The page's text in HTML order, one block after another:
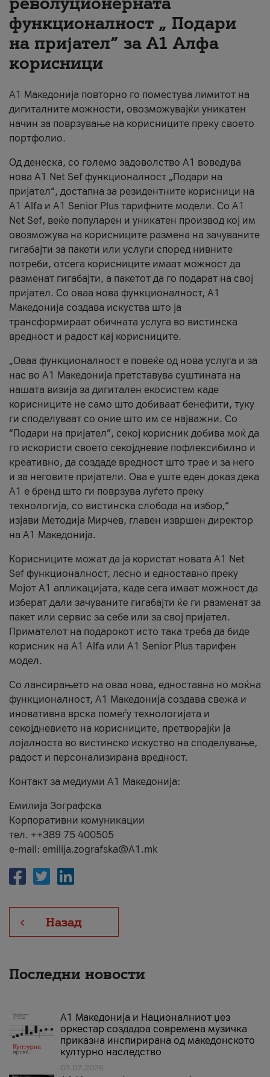
За нас
#ПодобарОнлајн
функционалност „ Подари
на пријател“ за А1 Алфа
корисници
А1 Македонија повторно го поместува лимитот на
дигиталните можности, овозможувајќи уникатен
начин за поврзување на корисниците преку своето
портфолио.
Од денеска, со големо задоволство А1 воведува
нова A1 Net Sef функционалност „Подари на
пријател“, достапна за резидентните корисници на
А1 Alfa и A1 Senior Plus тарифните модели. Со A1
Net Sef, веќе популарен и уникатен производ кој им
овозможува на корисниците размена на зачуваните
гигабајти за пакети или услуги според нивните
потреби, отсега корисниците имаат можност да
разменат гигабајти, а пакетот да го подарат на свој
пријател. Со оваа нова функционалност, А1
Македонија создава искуства што ја
трансформираат обичната услуга во вистинска
вредност и радост кај корисниците.
„Оваа функционалност е повеќе од нова услуга и за
нас во А1 Македонија претставува суштината на
нашата визија за дигитален екосистем каде
корисниците не само што добиваат бенефити, туку
ги споделуваат со оние што им се најважни. Со
“Подари на пријател”, секој корисник добива моќ да
го искористи своето секојдневие пофлексибилно и
креативно, да создаде вредност што трае и за него
и за неговите пријатели. Ова е уште еден доказ дека
А1 е бренд што ги поврзува луѓето преку
технологија, со вистинска слобода на избор,“
изјави Методија Мирчев, главен извршен директор
на А1 Македонија.
Корисниците можат да ја користат новата А1 Net
Sef функционалност, лесно и едноставно преку
Мојот А1 апликацијата, каде сега имаат можност да
изберат дали зачуваните гигабајти ќе ги разменат за
пакет или сервис за себе или за свој пријател.
Примателот на подарокот исто така треба да биде
корисник на А1 Alfa или A1 Senior Plus тарифен
модел.
Со лансирањето на оваа нова, едноставна но моќна
функционалност, А1 Македонија создава свежа и
иновативна врска помеѓу технологијата и
секојдневието на корисниците, претворајќи ја
лојалноста во вистинско искуство на споделување,
радост и персонализирана вредност.
Контакт за медиуми А1 Македонија:
Емилија Зографска
Корпоративни комуникации
тел. ++389 75 400505
e-mail: emilija.zografska@A1.mk
Назад
Последни новости
А1 Македонија и Националниот џез
оркестар создадоа современа музичка
приказна инспирирана од македонското
културно наследство
03.07.2026